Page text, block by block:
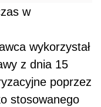
w
wykorzystał
z dnia 15
poprzez
stosowanego